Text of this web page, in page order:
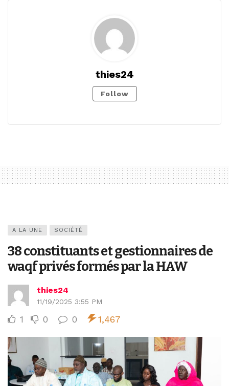
thies24
Follow
A LA UNE SOCIÉTÉ
‎38 constituants et gestionnaires de
waqf privés formés par la HAW
thies24
11/19/2025 3:55 PM
1 0 0 1,467